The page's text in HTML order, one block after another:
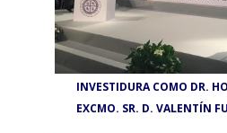
INVESTIDURA COMO DR.
EXCMO. SR. D. VALENTÍN